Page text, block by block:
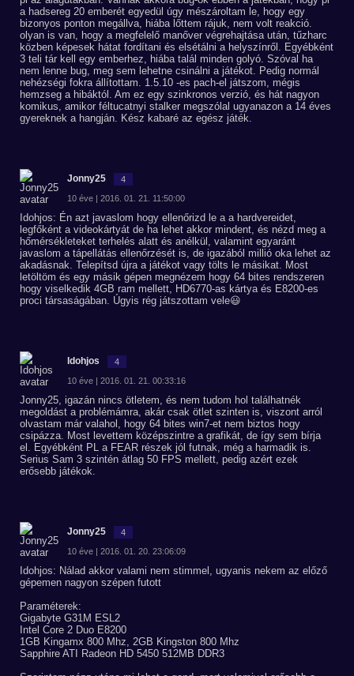
a hadsereg 20 emberét egyedül úgy mészároltam le, hogy egy
bizonyos ponton megállva, hiába lőttem rájuk, nem volt reakció.
olyan is van, hogy a megfelelő manőver végrehajtása után, tűzharc
közben képesek hátat fordítani és elsétálni a helyszínről. Egyébként
3 teli tár kell egy emberhez, hiába talál minden golyó. Szóval ha
nem lenne bug, meg sem lehetne csinálni a játékot. Pedig normál
nehézségi fokra állítottam. 1.5.10 -es pach-el játszom, mégis
hemzseg a hibáktól. Am ez egy szinkronos verzió, és hát nagyon
komikus, amikor féltucatnyi stalker megszólal ugyanazon a 14 éves
gyereknek a hangján. Kész kabaré az egész játék.
Jonny25 4
10 éve | 2016. 01. 21. 11:50:00
Idohjos: Én azt javaslom hogy ellenőrizd le a a hardvereidet,
legfőként a videokártyát de ha lehet akkor mindent, és nézd meg a
hőmérsékleteket terhelés alatt és anélkül, valamint egyaránt
javaslom a tápellátás ellenőrzését is, de igazából millió oka lehet az
akadásnak. Telepítsd újra a játékot vagy tölts le másikat. Most
letöltöm és egy másik gépen megnézem hogy 64 bites rendszeren
hogy viselkedik 4GB ram mellett, HD6770-as kártya és E8200-es
proci társaságában. Úgyis rég játszottam vele😃
Idohjos 4
10 éve | 2016. 01. 21. 00:33:16
Jonny25, igazán nincs ötletem, és nem tudom hol találhatnék
megoldást a problémámra, akár csak ötlet szinten is, viszont arról
olvastam már valahol, hogy 64 bites win7-et nem biztos hogy
csipázza. Most levettem középszintre a grafikát, de így sem bírja
el. Egyébként PL a FEAR részek jól futnak, még a harmadik is.
Serius Sam 3 szintén átlag 50 FPS mellett, pedig azért ezek
erősebb játékok.
Jonny25 4
10 éve | 2016. 01. 20. 23:06:09
Idohjos: Nálad akkor valami nem stimmel, ugyanis nekem az előző
gépemen nagyon szépen futott
Paraméterek:
Gigabyte G31M ESL2
Intel Core 2 Duo E8200
1GB Kingamx 800 Mhz, 2GB Kingston 800 Mhz
Sapphire ATI Radeon HD 5450 512MB DDR3